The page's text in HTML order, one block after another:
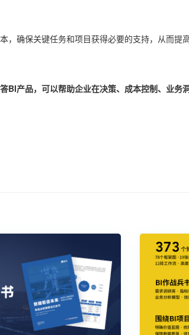
，确保关键任务和项目获得必要的支持，从而提
BI产品，可以帮助企业在决策、成本控制、业务